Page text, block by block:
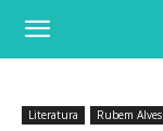
Literatura Rubem Alves